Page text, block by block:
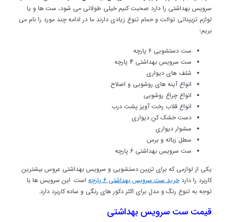
سرویس بهداشتی را دارد صحبت کنیم خیلی طولانی می شود، ست ها و یا
لوازم تزییناتی توالت و حمام تنوع زیادی دارند ما در ادامه چند مورد را نام می
بریم؛
ست دستشویی 6 پارچه
ست سرویس بهداشتی 4 پارچه
شلف های دیواری
انواع آینه های روشویی و اصلاح
انواع چراغ روشویی
انواع قلاب رخت آویز پشت درب
دست خشک کن دیواری
سشوار دیواری
سطل زباله و برس
ست سرویس بهداشتی 6 پارچه
یکی از لوازمی که برای تزیین دستشویی و سرویس بهداشتی عروس بیشترین
کاربرد را داردخرید ست سرویس بهداشتی 6 پارچه
است. این سرویس ها با
توجه به تنوع رنگ و مدل برای اکثر دکور های رنگی و ساده کاربرد دارد.
قیمت ست سرویس بهداشتی